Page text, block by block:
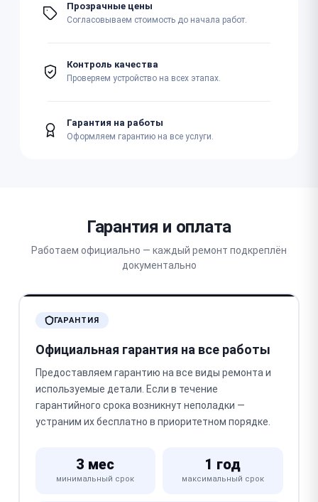
Прозрачные цены
Согласовываем стоимость до начала работ.
Контроль качества
Проверяем устройство на всех этапах.
Гарантия на работы
Оформляем гарантию на все услуги.
Гарантия и оплата
Работаем официально — каждый ремонт подкреплён
документально
ГАРАНТИЯ
Официальная гарантия на все работы
Предоставляем гарантию на все виды ремонта и
используемые детали. Если в течение
гарантийного срока возникнут неполадки —
устраним их бесплатно в приоритетном порядке.
3 мес
минимальный срок
1 год
максимальный срок